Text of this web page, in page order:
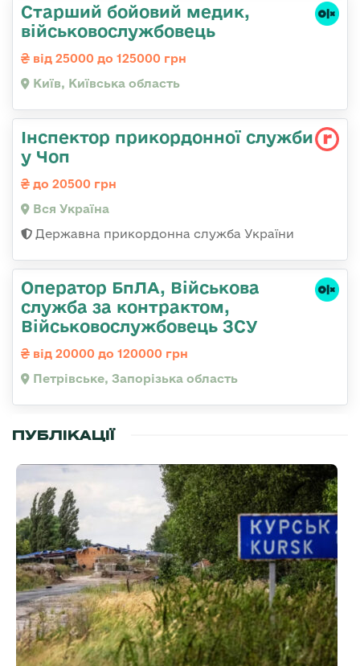
Старший бойовий медик,
військовослужбовець
від 25000 до 125000 грн
Київ, Київська область
Інспектор прикордонної служби
у Чоп
до 20500 грн
Вся Україна
Державна прикордонна служба України
Оператор БпЛА, Військова
служба за контрактом,
Військовослужбовець ЗСУ
від 20000 до 120000 грн
Петрівське, Запорізька область
ПУБЛІКАЦІЇ